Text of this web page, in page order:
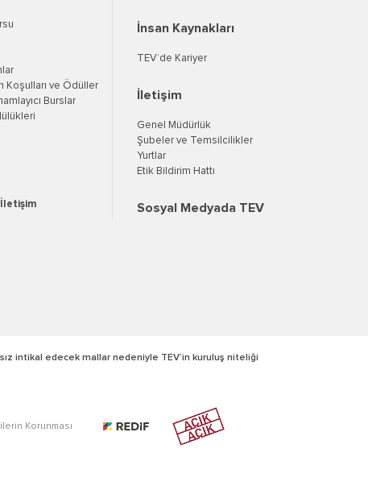
Koşulları ve Ödüller
Burslar
İnsan Kaynakları
TEV’de Kariyer
İletişim
Genel Müdürlük
Şubeler ve Temsilcilikler
Yurtlar
Etik Bildirim Hattı
Sosyal Medyada TEV
intikal edecek mallar nedeniyle TEV’in kuruluş niteliği
Korunması